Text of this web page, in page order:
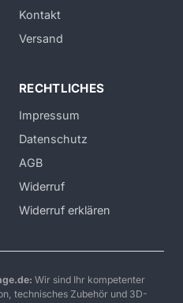
Kontakt
Versand
RECHTLICHES
Impressum
Datenschutz
AGB
Widerruf
Widerruf erklären
Wir sind Ihr kompetenter
technisches Zubehör und 3D-